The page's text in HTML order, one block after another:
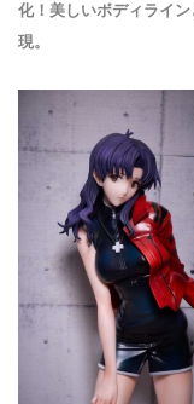
化！美しいボディライ
現。